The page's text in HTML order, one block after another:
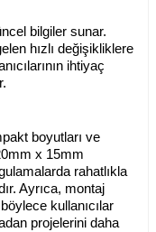
bilgiler sunar.
hızlı değişikliklere
ihtiyaç
boyutları ve
x 15mm
rahatlıkla
Ayrıca, montaj
kullanıcılar
projelerini daha